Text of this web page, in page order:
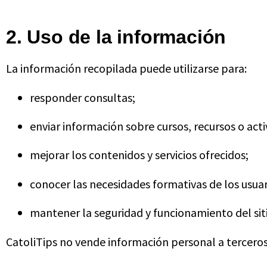
2. Uso de la información
La información recopilada puede utilizarse para:
responder consultas;
enviar información sobre cursos, recursos o
mejorar los contenidos y servicios ofrecidos;
conocer las necesidades formativas de los
mantener la seguridad y funcionamiento del
CatoliTips no vende información personal a